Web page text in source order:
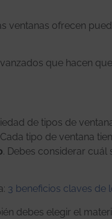
ventanas ofrecen
que hacen
de tipos de
tipo de ventana
. Debes considerar cuál
3 beneficios claves de
debes elegir el